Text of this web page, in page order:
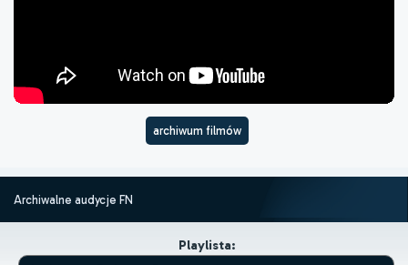
archiwum filmów
Archiwalne audycje FN
Playlista: